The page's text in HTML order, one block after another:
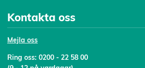
Kontakta oss
Mejla oss
Ring oss: 0200 - 22 58 00